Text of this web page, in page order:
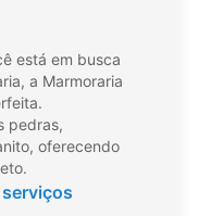
está em busca
a Marmoraria
pedras,
oferecendo